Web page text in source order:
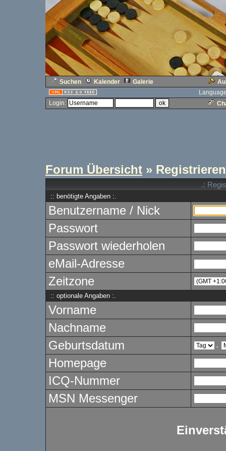
Suchen Kalender Galerie
Login:
Forum Übersicht » Registrieren
.:
:: benötigte Angaben :.
Benutzername / Nick
Passwort
Passwort wiederholen
eMail-Adresse
Zeitzone
:: optionale Angaben :.
Vorname
Nachname
Geburtsdatum
.
Homepage
ICQ-Nummer
MSN Messenger